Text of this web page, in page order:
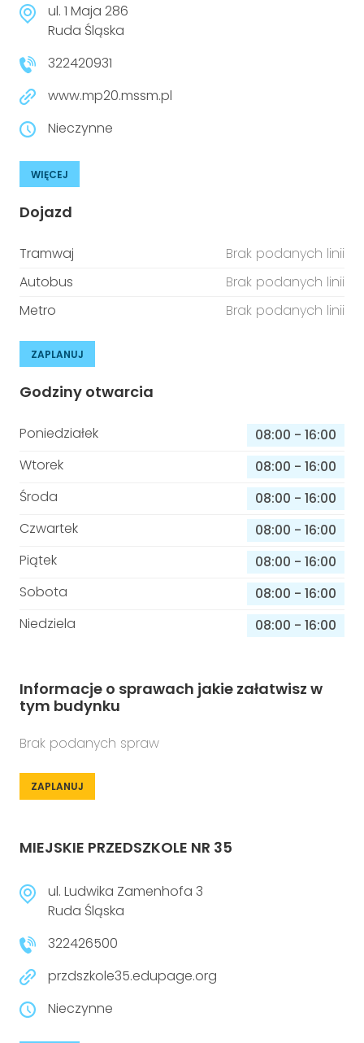
ul. 1 Maja 286
Ruda Śląska
322420931
www.mp20.mssm.pl
Nieczynne
WIĘCEJ
Dojazd
Tramwaj
Brak podanych linii
Autobus
Brak podanych linii
Metro
Brak podanych linii
ZAPLANUJ
Godziny otwarcia
Poniedziałek 08:00 - 16:00
Wtorek
08:00 - 16:00
Środa
08:00 - 16:00
Czwartek
08:00 - 16:00
Piątek
08:00 - 16:00
Sobota
08:00 - 16:00
Niedziela
08:00 - 16:00
Informacje o sprawach jakie załatwisz w
tym budynku
Brak podanych spraw
ZAPLANUJ
MIEJSKIE PRZEDSZKOLE NR 35
ul. Ludwika Zamenhofa 3
Ruda Śląska
322426500
przdszkole35.edupage.org
Nieczynne